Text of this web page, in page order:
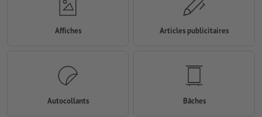
Affiches Articles publicitaires
Autocollants Bâches